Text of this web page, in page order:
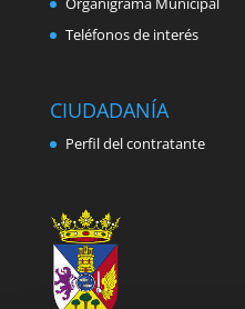
Teléfonos de interés
CIUDADANÍA
Perfil del contratante